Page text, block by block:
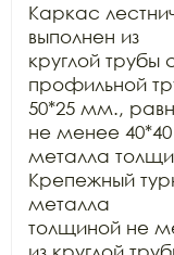
Каркас
выполнен из
круглой
профильной
50*25 мм.,
не менее
металла
Крепежный
металла
толщиной не